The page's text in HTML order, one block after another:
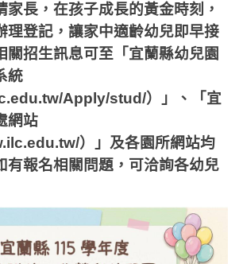
家長，在孩子成長的黃金時刻，
理登記，讓家中適齡幼兒即早接
關招生訊息可至「宜蘭縣幼兒園
統
Apply/stud/）」、「宜
網站
）」及各園所網站均
有報名相關問題，可洽詢各幼兒